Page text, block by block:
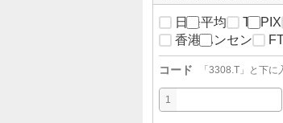
日経平均 TOPIX
香港ハンセン
コード 「 3308.T 」と下
1